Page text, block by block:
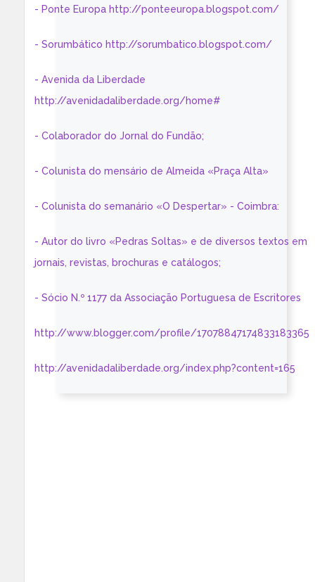
- Ponte Europa http://ponteeuropa.blogspot.com/
- Sorumbático http://sorumbatico.blogspot.com/
- Avenida da Liberdade
http://avenidadaliberdade.org/home#
- Colaborador do Jornal do Fundão;
- Colunista do mensário de Almeida «Praça Alta»
- Colunista do semanário «O Despertar» - Coimbra:
- Autor do livro «Pedras Soltas» e de diversos textos em
jornais, revistas, brochuras e catálogos;
- Sócio N.º 1177 da Associação Portuguesa de Escritores
http://www.blogger.com/profile/17078847174833183365
http://avenidadaliberdade.org/index.php?content=165